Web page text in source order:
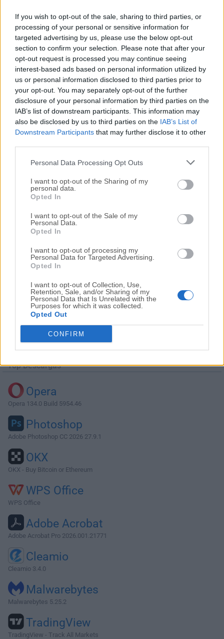
If you wish to opt-out of the sale, sharing to third parties, or
processing of your personal or sensitive information for
targeted advertising by us, please use the below opt-out
section to confirm your selection. Please note that after your
opt-out request is processed you may continue seeing
interest-based ads based on personal information utilized by
us or personal information disclosed to third parties prior to
your opt-out. You may separately opt-out of the further
disclosure of your personal information by third parties on the
IAB’s list of downstream participants. This information may
also be disclosed by us to third parties on the IAB’s List of
Downstream Participants that may further disclose it to other
Personal Data Processing Opt Outs
I want to opt-out of the Sharing of my
personal data.
Opted In
I want to opt-out of the Sale of my
Personal Data.
Opted In
I want to opt-out of processing my
Personal Data for Targeted Advertising.
Opted In
I want to opt-out of Collection, Use,
Retention, Sale, and/or Sharing of my
Personal Data that Is Unrelated with the
Purposes for which it was collected.
Opted Out
CONFIRM
reciente de Plex Media Server for Maco leer nuestra
reseña, simplemente hazclic aquí.
Todas las versiones antiguas distribuidas en nuestro
sitio web son completamente libres de virus y están
disponibles para su descarga sin costo alguno.
Nos encantaría saber de ti
Si tienes alguna pregunta o idea que desees compartir
Descargar Plex Media Server 1.16.5.1488
¿Por qué se publica esta aplicación en FileHorse? (
información)
Top Descargas
Opera
Opera 134.0 Build 5954.46
Photoshop
Adobe Photoshop CC 2026 27.9.1
OKX
OKX - Buy Bitcoin or Ethereum
WPS Office
WPS Office
Adobe Acrobat
Adobe Acrobat Pro 2026.001.21771
Cleamio
Cleamio 3.4.0
Malwarebytes
Malwarebytes 5.25.2
TradingView
TradingView - Track All Markets